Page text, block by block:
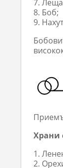
Боб;
Храни